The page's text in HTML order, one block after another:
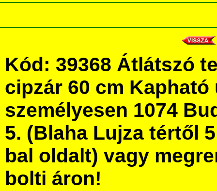
Kód: 39368 Átlátszó
cipzár 60 cm
személyesen 1074
5. (Blaha Lujza tértől
bal oldalt) vagy
bolti áron!